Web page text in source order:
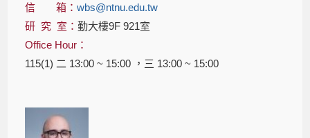
信 箱：wbs@ntnu.edu.tw
研 究 室：勤大樓9F 921室
Office Hour：
115(1) 二 13:00 ~ 15:00 ，三 13:00 ~ 15:00